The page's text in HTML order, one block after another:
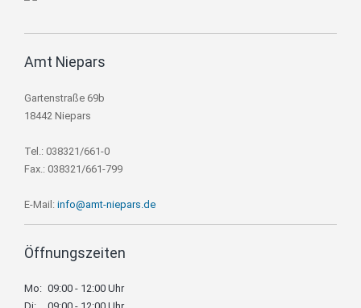
Amt Niepars
Gartenstraße 69b
18442 Niepars
Tel.: 038321/661-0
Fax.: 038321/661-799
E-Mail: info@amt-niepars.de
Öffnungszeiten
Mo: 09:00 - 12:00 Uhr